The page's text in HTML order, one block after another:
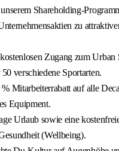
Shareholding-
zu
Zugang zum Urban
verschiedene Sportarten.
Mitarbeiterrabatt auf alle
Equipment.
Urlaub sowie eine
(Wellbeing).